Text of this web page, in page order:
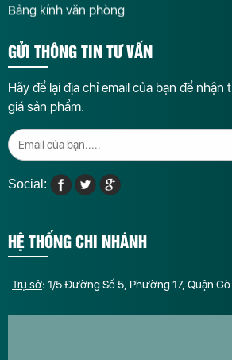
Bảng kính văn phòng
GỬI THÔNG TIN TƯ VẤN
Hãy để lại địa chỉ email của bạn để
giá sản phẩm.
Social:
HỆ THỐNG CHI NHÁNH
Trụ sở: 1/5 Đường Số 5, Phường 17, Quận Gò